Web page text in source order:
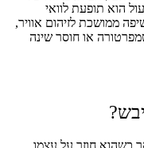
הוא תופעת לוואי
ממושכת לזיהום אוויר,
או חוסר שינה